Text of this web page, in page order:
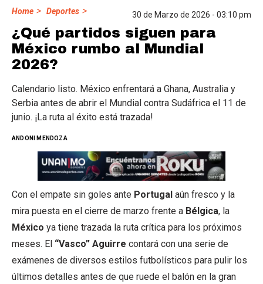
Home > Deportes > 30 de Marzo de 2026 - 03:10 pm
¿Qué partidos siguen para
México rumbo al Mundial
2026?
Calendario listo. México enfrentará a Ghana, Australia y
Serbia antes de abrir el Mundial contra Sudáfrica el 11 de
junio. ¡La ruta al éxito está trazada!
ANDONI MENDOZA
Con el empate sin goles ante Portugal aún fresco y la
mira puesta en el cierre de marzo frente a Bélgica, la
México ya tiene trazada la ruta crítica para los próximos
meses. El “Vasco” Aguirre contará con una serie de
exámenes de diversos estilos futbolísticos para pulir los
últimos detalles antes de que ruede el balón en la gran